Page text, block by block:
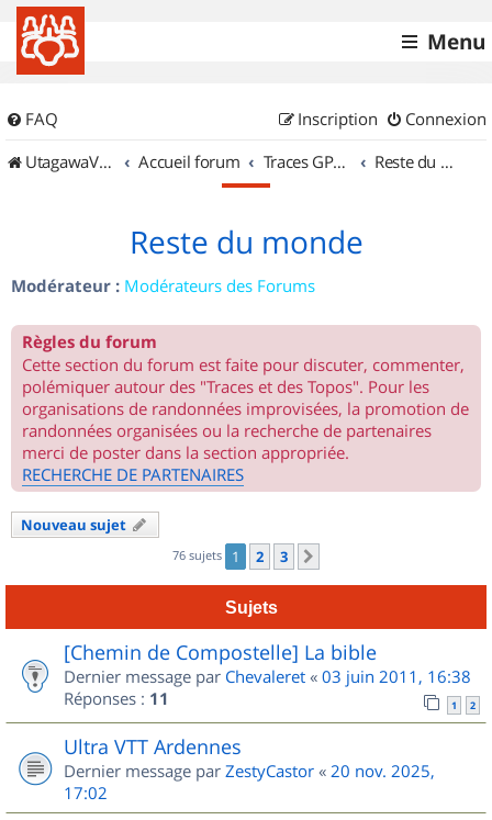
Menu
FAQ Connexion
Inscription
UtagawaVTT (Randos VTT et VTTAE avec traces GPS)
Accueil forum Traces GPS de randos VTT Reste du monde
Reste du monde
Modérateur : Modérateurs des Forums
Règles du forum
Cette section du forum est faite pour discuter, commenter,
polémiquer autour des "Traces et des Topos". Pour les
organisations de randonnées improvisées, la promotion de
randonnées organisées ou la recherche de partenaires
merci de poster dans la section appropriée.
RECHERCHE DE PARTENAIRES
Nouveau sujet
76 sujets 1 2 3
Sujets
[Chemin de Compostelle] La bible
Dernier message par Chevaleret « 03 juin 2011, 16:38
Réponses : 11 1 2
Ultra VTT Ardennes
Dernier message par ZestyCastor « 20 nov. 2025,
17:02